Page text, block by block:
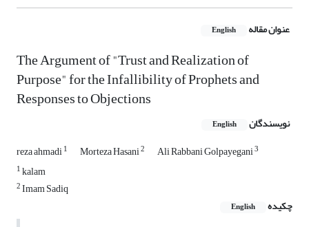
عنوان مقاله English
The Argument of "Trust and Realization of
Purpose" for the Infallibility of Prophets and
Responses to Objections
نویسندگان English
reza ahmadi1 Morteza Hasani2 Ali Rabbani Golpayegani3
1kalam
2Imam Sadiq
چکیده
English